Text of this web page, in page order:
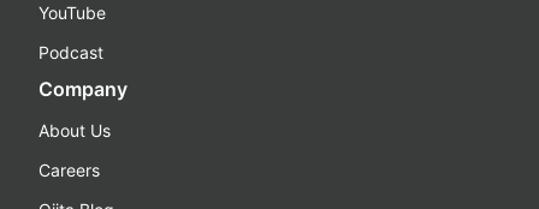
YouTube
Podcast
Company
About Us
Careers